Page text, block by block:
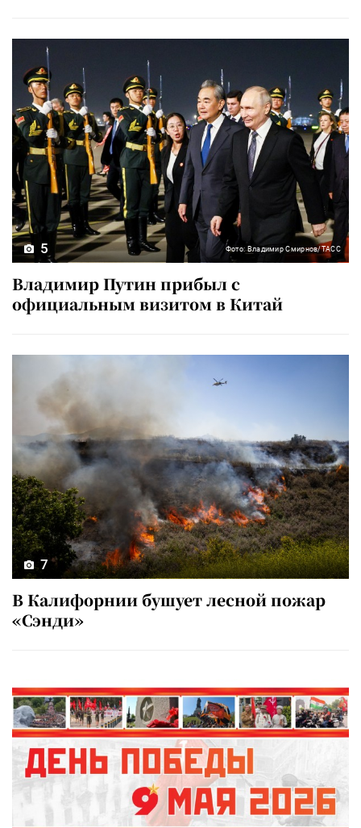
5 Фото: Владимир Смирнов/ТАСС
Владимир Путин прибыл с
официальным визитом в Китай
7
В Калифорнии бушует лесной пожар
«Сэнди»